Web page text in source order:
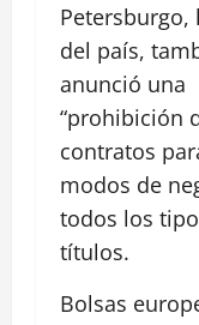
Petersburgo,
del país,
anunció una
“prohibición
contratos
modos de
todos los
títulos.
Bolsas